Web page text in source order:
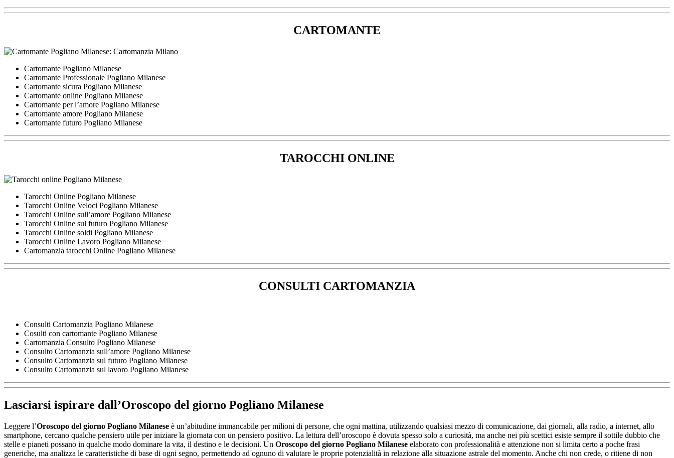
CARTOMANTE
Cartomante Pogliano Milanese
Cartomante Professionale Pogliano Milanese
Cartomante sicura Pogliano Milanese
Cartomante online Pogliano Milanese
Cartomante per l’amore Pogliano Milanese
Cartomante amore Pogliano Milanese
Cartomante futuro Pogliano Milanese
TAROCCHI ONLINE
Tarocchi Online Pogliano Milanese
Tarocchi Online Veloci Pogliano Milanese
Tarocchi Online sull’amore Pogliano Milanese
Tarocchi Online sul futuro Pogliano Milanese
Tarocchi Online soldi Pogliano Milanese
Tarocchi Online Lavoro Pogliano Milanese
Cartomanzia tarocchi Online Pogliano Milanese
CONSULTI CARTOMANZIA
Consulti Cartomanzia Pogliano Milanese
Cosulti con cartomante Pogliano Milanese
Cartomanzia Consulto Pogliano Milanese
Consulto Cartomanzia sull’amore Pogliano Milanese
Consulto Cartomanzia sul futuro Pogliano Milanese
Consulto Cartomanzia sul lavoro Pogliano Milanese
Lasciarsi ispirare dall’Oroscopo del giorno Pogliano Milanese
Leggere l’Oroscopo del giorno Pogliano Milanese è un’abitudine immancabile per milioni di persone, che ogni mattina, utilizzando qualsiasi mezzo di comunicazione, dai giornali, alla radio, a internet, allo
smartphone, cercano qualche pensiero utile per iniziare la giornata con un pensiero positivo. La lettura dell’oroscopo è dovuta spesso solo a curiosità, ma anche nei più scettici esiste sempre il sottile dubbio che
stelle e pianeti possano in qualche modo dominare la vita, il destino e le decisioni. Un Oroscopo del giorno Pogliano Milanese elaborato con professionalità e attenzione non si limita certo a poche frasi
generiche, ma analizza le caratteristiche di base di ogni segno, permettendo ad ognuno di valutare le proprie potenzialità in relazione alla situazione astrale del momento. Anche chi non crede, o ritiene di non